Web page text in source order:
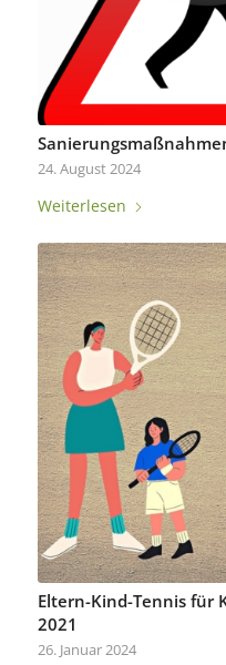
24. August 2024
Weiterlesen
Eltern-Kind-Tennis für
2021
26. Januar 2024